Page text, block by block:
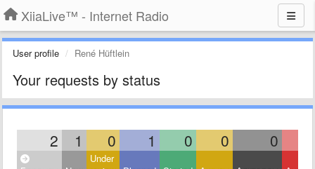
XiiaLive™ - Internet Radio
User profile René Hüftlein
Your requests by status
2 1 0 1 0 0 0
Under